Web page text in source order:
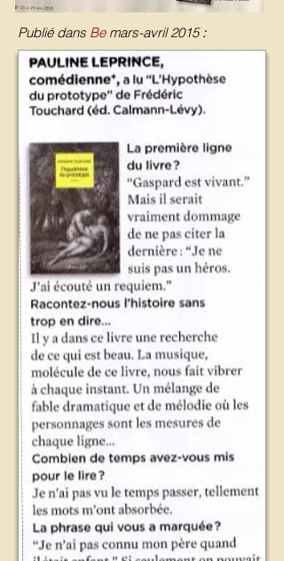
Publié dans Bemars-avril 2015: